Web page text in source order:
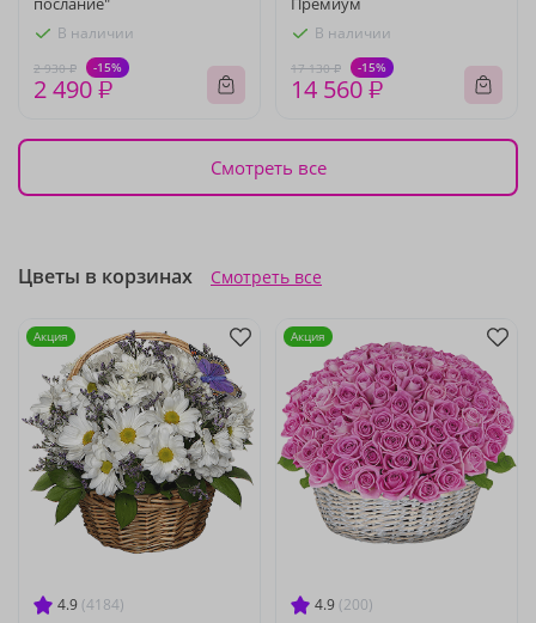
В наличии
2 930 ₽ -15%
2 490 ₽
В наличии
17 130 ₽ -15%
14 560 ₽
Смотреть все
Цветы в корзинах Смотреть все
4.9 (4184)
Акция
4.9 (200)
Акция